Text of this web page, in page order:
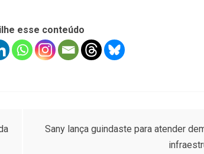
esse conteúdo
Sany lança guindaste para atender